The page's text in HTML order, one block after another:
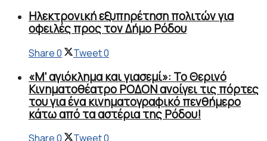
Ηλεκτρονική εξυπηρέτηση πολιτών για
οφειλές προς τον Δήμο Ρόδου
Share0 Tweet0
«Μ’ αγιόκλημα και γιασεμί»: Το Θερινό
Κινηματοθέατρο ΡΟΔΟΝ ανοίγει τις πόρτες
του για ένα κινηματογραφικό πενθήμερο
κάτω από τα αστέρια της Ρόδου!
Share0 Tweet0